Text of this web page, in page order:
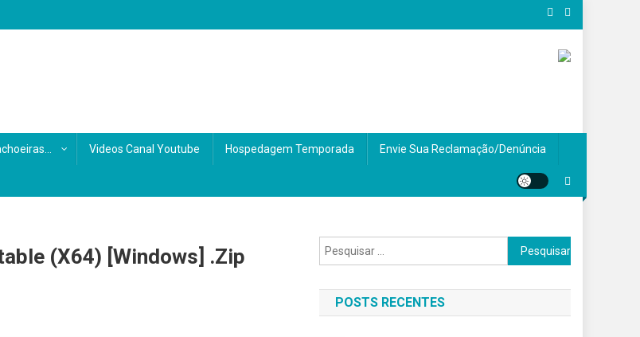
Videos Canal Youtube Hospedagem Temporada Envie Sua Reclamação/Denúncia
(x64) [Windows] .zip
Pesquisar
por:
POSTS RECENTES